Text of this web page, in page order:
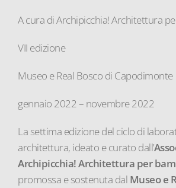
A cura di Archipicchia! Architettura
VII edizione
Museo e Real Bosco di Capodimonte
gennaio 2022 – novembre 2022
La settima edizione del ciclo di
architettura, ideato e curato dall’
Archipicchia! Architettura per
promossa e sostenuta dal Museo e